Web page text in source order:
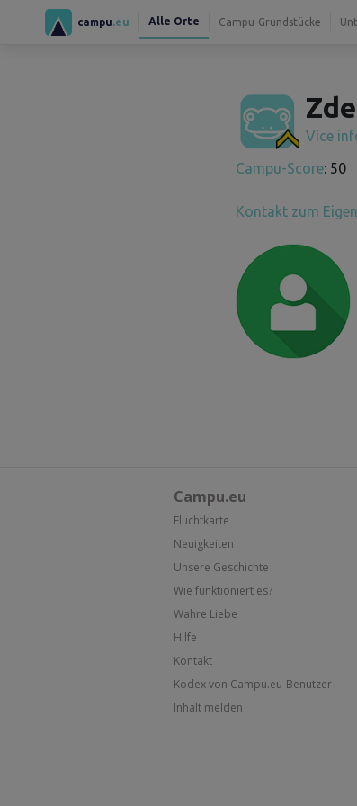
campu .eu Alle Orte Campu-Grundstücke
Více
Campu-Score: 50
Kontakt zum
Campu.eu
Fluchtkarte
Neuigkeiten
Unsere Geschichte
Wie funktioniert es?
Wahre Liebe
Hilfe
Kontakt
Kodex von Campu.eu-Benutzer
Inhalt melden